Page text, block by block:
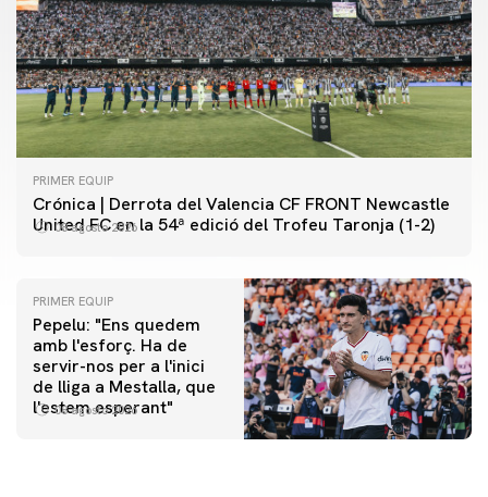
PRIMER EQUIP
Crónica | Derrota del Valencia CF FRONT Newcastle
United FC en la 54ª edició del Trofeu Taronja (1-2)
08 agosto 2026
PRIMER EQUIP
Pepelu: "Ens quedem
amb l'esforç. Ha de
servir-nos per a l'inici
de lliga a Mestalla, que
l'estem esperant"
08 agosto 2026
PRIMER EQUIP
📸 #ValenciaNUFC
PRIMER EQUIP
MESTALLA 📍